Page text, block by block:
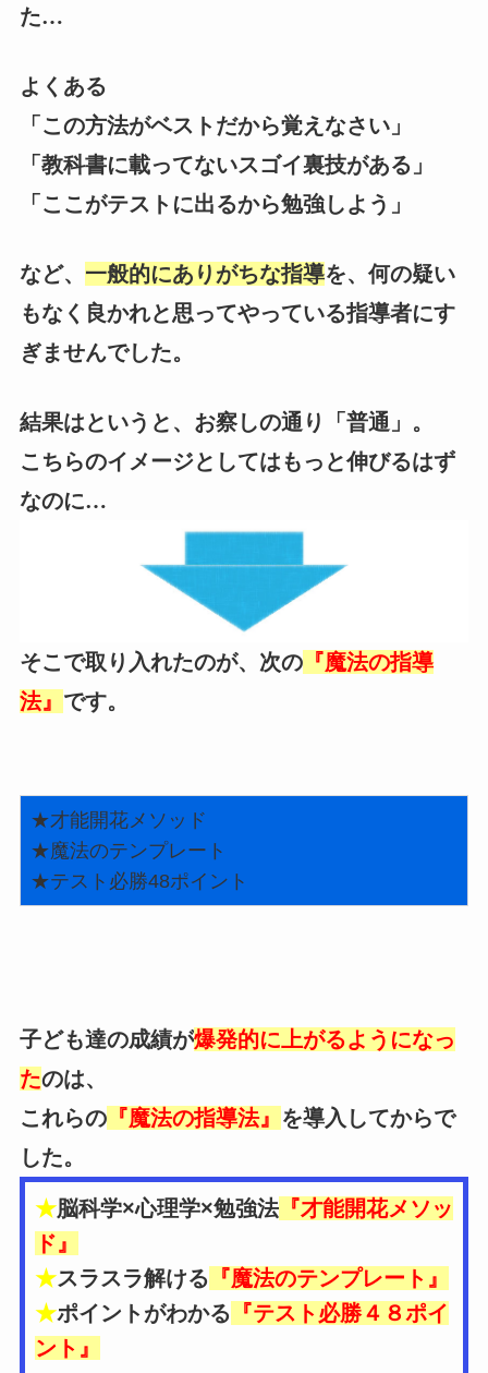
た…
よくある
「この方法がベストだから覚えなさい」
「教科書に載ってないスゴイ裏技がある」
「ここがテストに出るから勉強しよう」
など、 一般的にありがちな指導を、何の疑い
もなく良かれと思ってやっている指導者にす
ぎませんでした。
結果はというと、お察しの通り「普通」。
こちらのイメージとしてはもっと伸びるはず
なのに…
そこで取り入れたのが、次の『魔法の指導
法』 です。
★才能開花メソッド
★魔法のテンプレート
★テスト必勝48ポイント
子ども達の成績が爆発的に上がるようになっ
たのは、
これらの『魔法の指導法』 を導入してからで
した。
★脳科学×心理学×勉強法『才能開花メソッ
ド』
★スラスラ解ける 『魔法のテンプレート』
★ポイントがわかる 『テスト必勝４８ポイ
ント』